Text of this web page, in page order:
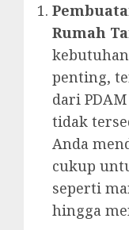
Rumah
penting,
dari
tidak
Anda
cukup
seperti
hingga